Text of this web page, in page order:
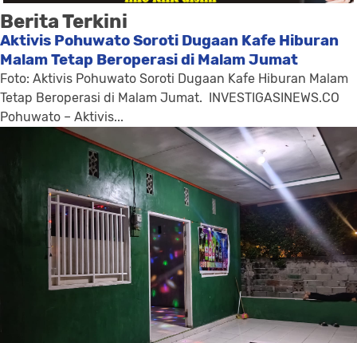
Berita Terkini
Aktivis Pohuwato Soroti Dugaan Kafe Hiburan
Malam Tetap Beroperasi di Malam Jumat
Foto: Aktivis Pohuwato Soroti Dugaan Kafe Hiburan Malam
Tetap Beroperasi di Malam Jumat. INVESTIGASINEWS.CO
Pohuwato – Aktivis...